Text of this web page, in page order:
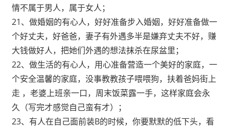
情不属于男人，属于女人；
21、做婚姻的有心人，好好准备步入婚姻，好好准备做一
个好丈夫，好爸爸，妻子有外遇多半是嫌弃丈夫不好，赚
大钱做好人，把她们外遇的想法抹杀在尿盆里；
22、做生活的有心人，用心准备营造一个美好的家庭，一
个安全温馨的家庭，没事教教孩子喂喂狗，扶着爸妈街上
走 ，老婆上班亲一口，周末饭菜露一手，这样家庭会永
久（写完才感觉自己蛮有才）；
23、有人在自己面前装B的时候，你要默默的低下头，看